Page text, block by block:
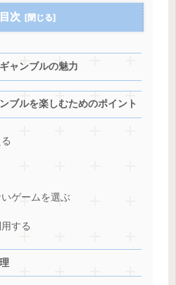
目次
ャンブルの魅力
ブルを楽しむためのポイント
ゲームを選ぶ
する